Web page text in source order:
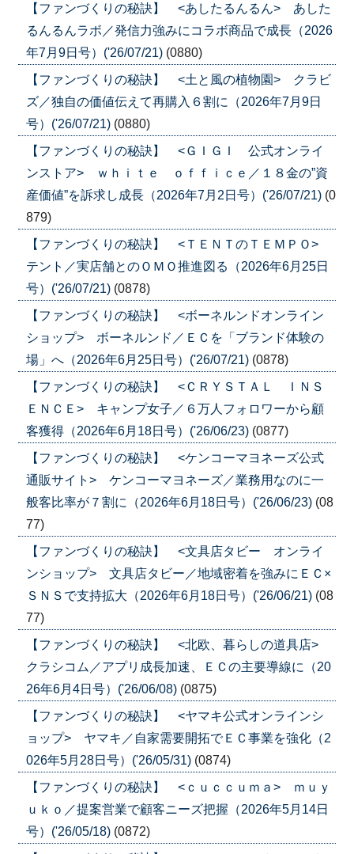
【ファンづくりの秘訣】 <あしたるんるん> あした
るんるんラボ／発信力強みにコラボ商品で成長（2026
年7月9日号）('26/07/21) (0880)
【ファンづくりの秘訣】 <土と風の植物園> クラビ
ズ／独自の価値伝えて再購入６割に（2026年7月9日
号）('26/07/21) (0880)
【ファンづくりの秘訣】 <ＧＩＧＩ 公式オンライ
ンストア> ｗｈｉｔｅ ｏｆｆｉｃｅ／１８金の”資
産価値”を訴求し成長（2026年7月2日号）('26/07/21) (0
879)
【ファンづくりの秘訣】 <ＴＥＮＴのＴＥＭＰＯ>
テント／実店舗とのＯＭＯ推進図る（2026年6月25日
号）('26/07/21) (0878)
【ファンづくりの秘訣】 <ボーネルンドオンライン
ショップ> ボーネルンド／ＥＣを「ブランド体験の
場」へ（2026年6月25日号）('26/07/21) (0878)
【ファンづくりの秘訣】 <ＣＲＹＳＴＡＬ ＩＮＳ
ＥＮＣＥ> キャンプ女子／６万人フォロワーから顧
客獲得（2026年6月18日号）('26/06/23) (0877)
【ファンづくりの秘訣】 <ケンコーマヨネーズ公式
通販サイト> ケンコーマヨネーズ／業務用なのに一
般客比率が７割に（2026年6月18日号）('26/06/23) (08
77)
【ファンづくりの秘訣】 <文具店タビー オンライ
ンショップ> 文具店タビー／地域密着を強みにＥＣ×
ＳＮＳで支持拡大（2026年6月18日号）('26/06/21) (08
77)
【ファンづくりの秘訣】 <北欧、暮らしの道具店>
クラシコム／アプリ成長加速、ＥＣの主要導線に（20
26年6月4日号）('26/06/08) (0875)
【ファンづくりの秘訣】 <ヤマキ公式オンラインシ
ョップ> ヤマキ／自家需要開拓でＥＣ事業を強化（2
026年5月28日号）('26/05/31) (0874)
【ファンづくりの秘訣】 <ｃｕｃｃｕｍａ> ｍｕｙ
ｕｋｏ／提案営業で顧客ニーズ把握（2026年5月14日
号）('26/05/18) (0872)